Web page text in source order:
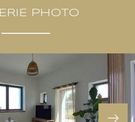
PHOTO